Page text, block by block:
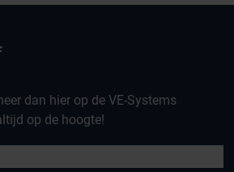
dan hier op de VE-Systems
op de hoogte!